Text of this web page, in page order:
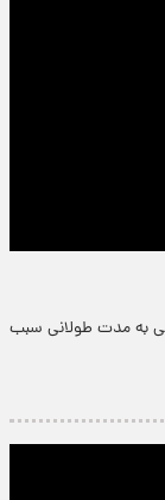
به مدت طولانی سبب